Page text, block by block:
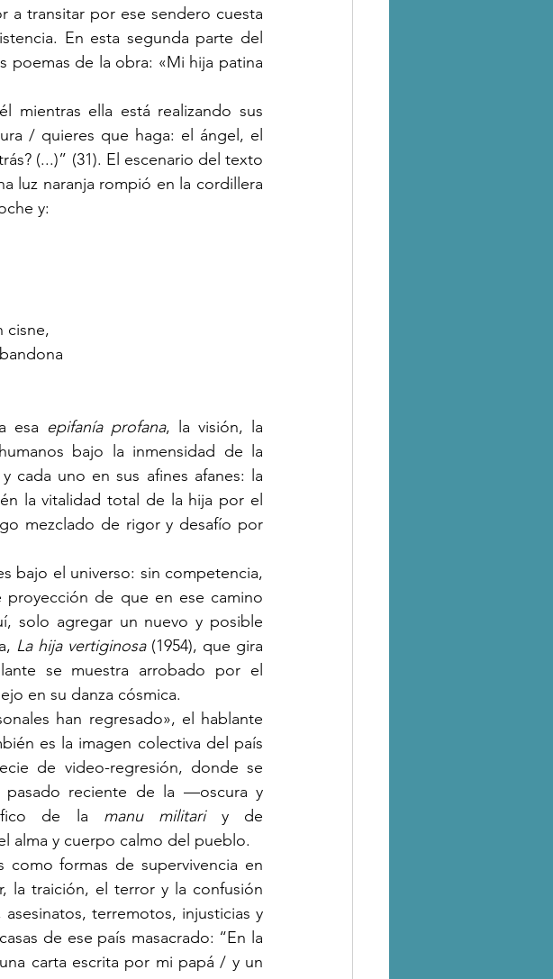
a transitar por ese sendero cuesta
En esta segunda parte del
poemas de la obra: «Mi hija patina
/ quieres que haga: el ángel, el
(...)” (31). El escenario del texto
luz naranja rompió en la cordillera
y:
cisne,
esa
epifanía profana, la visión, la
bajo la inmensidad de la
cada uno en sus afines afanes: la
la vitalidad total de la hija por el
mezclado de rigor y desafío por
proyección de que en ese camino
solo agregar un nuevo y posible
La hija vertiginosa (1954), que gira
se muestra arrobado por el
en su danza cósmica.
es la imagen colectiva del país
de video-regresión, donde se
pasado reciente de la —oscura y
de la manu militari y de
alma y cuerpo calmo del pueblo.
la traición, el terror y la confusión
terremotos, injusticias y
de ese país masacrado: “En la
carta escrita por mi papá / y un